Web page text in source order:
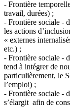
- Frontière
travail, durées) ;
- Frontière sociale -
les actions
« externes
etc.) ;
- Frontière sociale -
tend à intégrer de
particulièrement, le
l’emploi) ;
- Frontière sociale -
s’élargit afin de